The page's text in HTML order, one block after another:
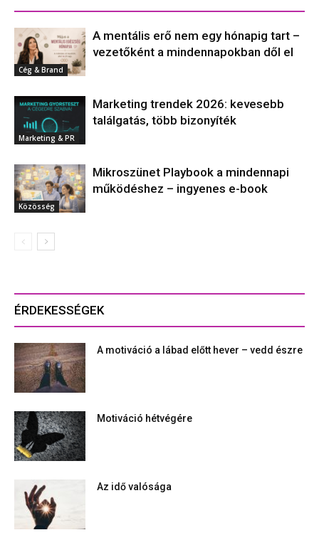
Cég & Brand
A mentális erő nem egy hónapig tart –
vezetőként a mindennapokban dől el
Marketing & PR
Marketing trendek 2026: kevesebb
találgatás, több bizonyíték
Közösség
Mikroszünet Playbook a mindennapi
működéshez – ingyenes e-book
ÉRDEKESSÉGEK
A motiváció a lábad előtt hever – vedd észre
Motiváció hétvégére
Az idő valósága